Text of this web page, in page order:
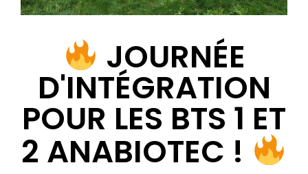
JOURNÉE
D'INTÉGRATION
POUR LES BTS 1 ET
2 ANABIOTEC !